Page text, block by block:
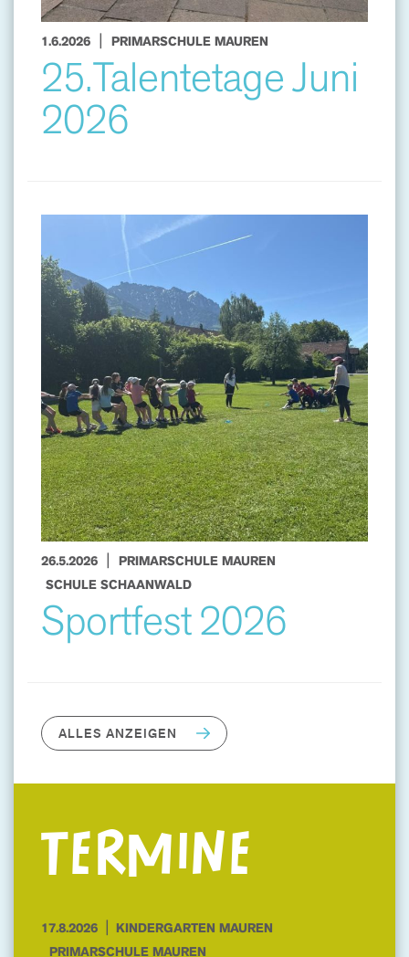
1.6.2026 | PRIMARSCHULE MAUREN
25.Talentetage Juni
2026
26.5.2026 | PRIMARSCHULE MAUREN
SCHULE SCHAANWALD
Sportfest 2026
ALLES ANZEIGEN
17.8.2026 | KINDERGARTEN MAUREN
PRIMARSCHULE MAUREN
TERMINE